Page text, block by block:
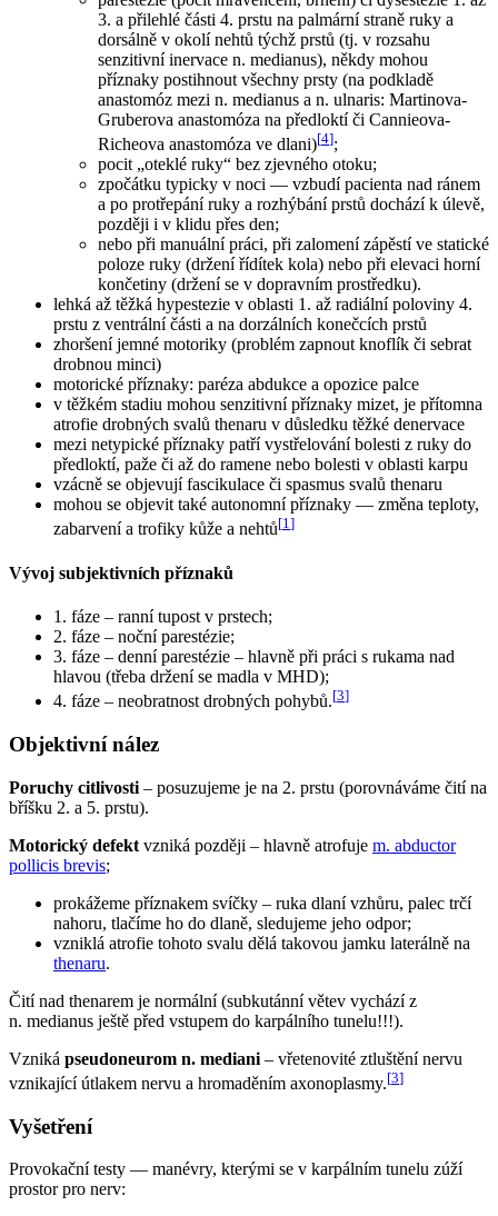
3. a přilehlé části 4. prstu na palmární straně ruky a
dorsálně v okolí nehtů týchž prstů (tj. v rozsahu
senzitivní inervace n. medianus), někdy mohou
příznaky postihnout všechny prsty (na podkladě
anastomóz mezi n. medianus a n. ulnaris: Martinova-
Gruberova anastomóza na předloktí či Cannieova-
Richeova anastomóza ve dlani)[4];
pocit „oteklé ruky“ bez zjevného otoku;
zpočátku typicky v noci — vzbudí pacienta nad ránem
a po protřepání ruky a rozhýbání prstů dochází k úlevě,
později i v klidu přes den;
nebo při manuální práci, při zalomení zápěstí ve statické
poloze ruky (držení řídítek kola) nebo při elevaci horní
končetiny (držení se v dopravním prostředku).
lehká až těžká hypestezie v oblasti 1. až radiální poloviny 4.
prstu z ventrální části a na dorzálních konečcích prstů
zhoršení jemné motoriky (problém zapnout knoflík či sebrat
drobnou minci)
motorické příznaky: paréza abdukce a opozice palce
v těžkém stadiu mohou senzitivní příznaky mizet, je přítomna
atrofie drobných svalů thenaru v důsledku těžké denervace
mezi netypické příznaky patří vystřelování bolesti z ruky do
předloktí, paže či až do ramene nebo bolesti v oblasti karpu
vzácně se objevují fascikulace či spasmus svalů thenaru
mohou se objevit také autonomní příznaky — změna teploty,
zabarvení a trofiky kůže a nehtů[1]
Vývoj subjektivních příznaků
1. fáze – ranní tupost v prstech;
2. fáze – noční parestézie;
3. fáze – denní parestézie – hlavně při práci s rukama nad
hlavou (třeba držení se madla v MHD);
4. fáze – neobratnost drobných pohybů.[3]
Objektivní nález
Poruchy citlivosti – posuzujeme je na 2. prstu (porovnáváme čití na
bříšku 2. a 5. prstu).
Motorický defekt vzniká později – hlavně atrofuje m. abductor
pollicis brevis;
prokážeme příznakem svíčky – ruka dlaní vzhůru, palec trčí
nahoru, tlačíme ho do dlaně, sledujeme jeho odpor;
vzniklá atrofie tohoto svalu dělá takovou jamku laterálně na
thenaru.
Čití nad thenarem je normální (subkutánní větev vychází z
n. medianus ještě před vstupem do karpálního tunelu!!!).
Vzniká pseudoneurom n. mediani – vřetenovité ztluštění nervu
vznikající útlakem nervu a hromaděním axonoplasmy.[3]
Vyšetření
Provokační testy — manévry, kterými se v karpálním tunelu zúží
prostor pro nerv: